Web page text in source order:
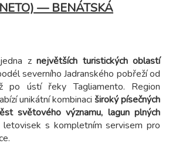
— BENÁTSKÁ
znejvětších turistických oblastí
severního Jadranského pobřeží od
po ústí řeky Tagliamento. Region
unikátní kombinaci široký písečných
světového významu, lagun plných
letovisek s kompletním servisem pro